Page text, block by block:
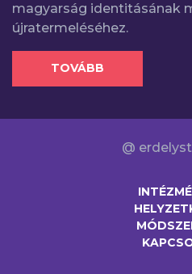
magyarság identitásának
újratermeléséhez.
TOVÁBB
@